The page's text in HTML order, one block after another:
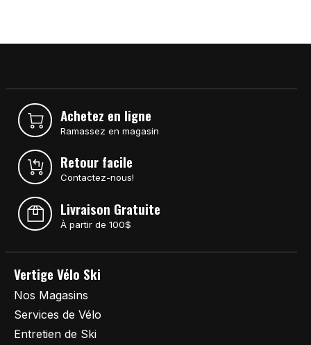
Achetez en ligne
Ramassez en magasin
Retour facile
Contactez-nous!
Livraison Gratuite
À partir de 100$
Vertige Vélo Ski
Nos Magasins
Services de Vélo
Entretien de Ski